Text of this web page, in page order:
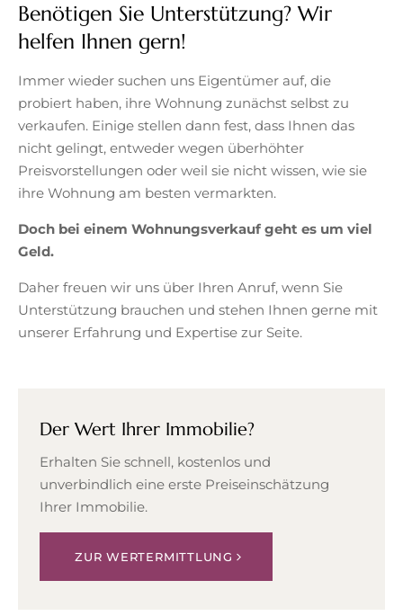
Benötigen Sie Unterstützung? Wir
helfen Ihnen gern!
Immer wieder suchen uns Eigentümer auf, die
probiert haben, ihre Wohnung zunächst selbst zu
verkaufen. Einige stellen dann fest, dass Ihnen das
nicht gelingt, entweder wegen überhöhter
Preisvorstellungen oder weil sie nicht wissen, wie sie
ihre Wohnung am besten vermarkten.
Doch bei einem Wohnungsverkauf geht es um viel
Geld.
Daher freuen wir uns über Ihren Anruf, wenn Sie
Unterstützung brauchen und stehen Ihnen gerne mit
unserer Erfahrung und Expertise zur Seite.
Der Wert Ihrer Immobilie?
Erhalten Sie schnell, kostenlos und
unverbindlich eine erste Preiseinschätzung
Ihrer Immobilie.
ZUR WERTERMITTLUNG